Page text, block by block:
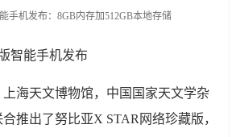
智能手机发布
海天文博物馆，中国国家天文学杂
推出了努比亚X STAR网络珍藏版，